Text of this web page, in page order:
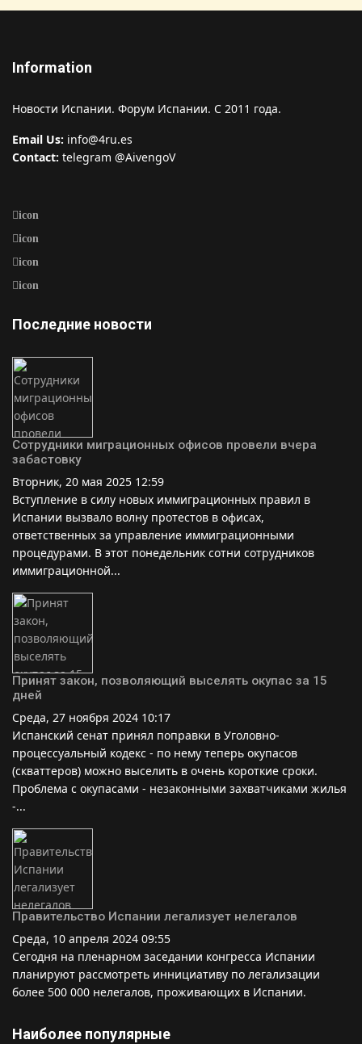
Information
Новости Испании. Форум Испании. С 2011 года.
Email Us: info@4ru.es
Contact: telegram @AivengoV
icon
icon
icon
icon
Последние новости
Сотрудники миграционных офисов провели вчера
забастовку
Вторник, 20 мая 2025 12:59
Вступление в силу новых иммиграционных правил в
Испании вызвало волну протестов в офисах,
ответственных за управление иммиграционными
процедурами. В этот понедельник сотни сотрудников
иммиграционной...
Принят закон, позволяющий выселять окупас за 15
дней
Среда, 27 ноября 2024 10:17
Испанский сенат принял поправки в Уголовно-
процессуальный кодекс - по нему теперь окупасов
(скваттеров) можно выселить в очень короткие сроки.
Проблема с окупасами - незаконными захватчиками жилья
-...
Правительство Испании легализует нелегалов
Среда, 10 апреля 2024 09:55
Сегодня на пленарном заседании конгресса Испании
планируют рассмотреть иннициативу по легализации
более 500 000 нелегалов, проживающих в Испании.
Наиболее популярные